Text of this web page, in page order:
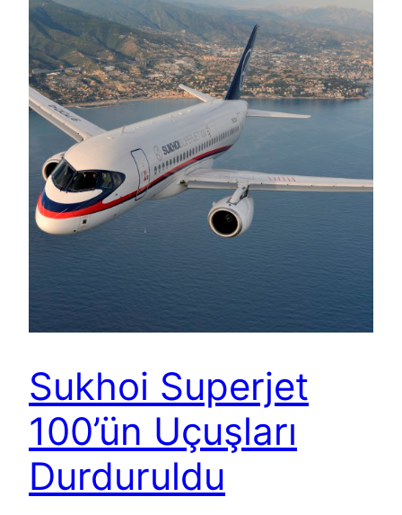
Sukhoi Superjet
100’ün Uçuşları
Durduruldu